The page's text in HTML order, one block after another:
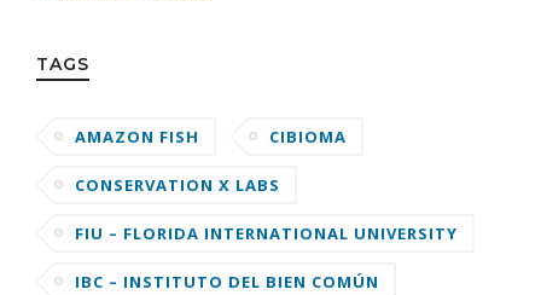
TAGS
AMAZON FISH CIBIOMA
CONSERVATION X LABS
FIU – FLORIDA INTERNATIONAL UNIVERSITY
IBC – INSTITUTO DEL BIEN COMÚN